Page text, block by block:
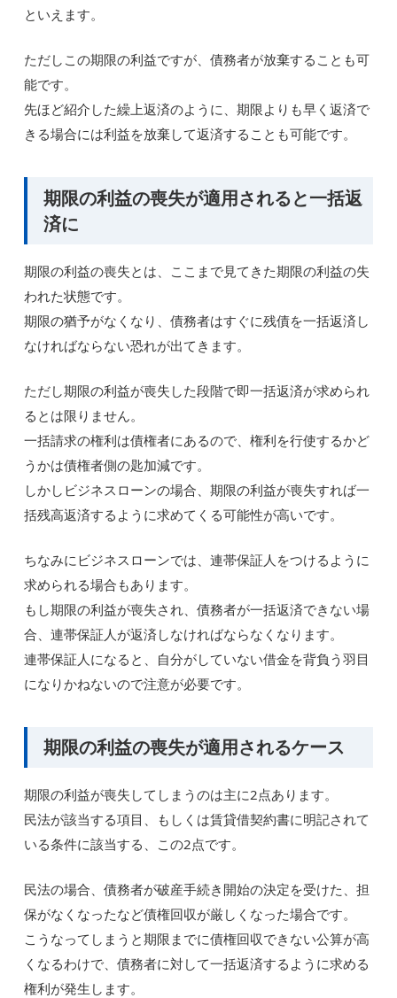
といえます。
ただしこの期限の利益ですが、債務者が放棄することも可
能です。
先ほど紹介した繰上返済のように、期限よりも早く返済で
きる場合には利益を放棄して返済することも可能です。
期限の利益の喪失が適用されると一括返
済に
期限の利益の喪失とは、ここまで見てきた期限の利益の失
われた状態です。
期限の猶予がなくなり、債務者はすぐに残債を一括返済し
なければならない恐れが出てきます。
ただし期限の利益が喪失した段階で即一括返済が求められ
るとは限りません。
一括請求の権利は債権者にあるので、権利を行使するかど
うかは債権者側の匙加減です。
しかしビジネスローンの場合、期限の利益が喪失すれば一
括残高返済するように求めてくる可能性が高いです。
ちなみにビジネスローンでは、連帯保証人をつけるように
求められる場合もあります。
もし期限の利益が喪失され、債務者が一括返済できない場
合、連帯保証人が返済しなければならなくなります。
連帯保証人になると、自分がしていない借金を背負う羽目
になりかねないので注意が必要です。
期限の利益の喪失が適用されるケース
期限の利益が喪失してしまうのは主に2点あります。
民法が該当する項目、もしくは賃貸借契約書に明記されて
いる条件に該当する、この2点です。
民法の場合、債務者が破産手続き開始の決定を受けた、担
保がなくなったなど債権回収が厳しくなった場合です。
こうなってしまうと期限までに債権回収できない公算が高
くなるわけで、債務者に対して一括返済するように求める
権利が発生します。